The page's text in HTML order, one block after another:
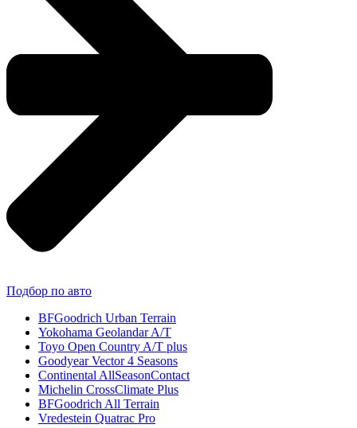
Подбор по авто
BFGoodrich Urban Terrain
Yokohama Geolandar A/T
Toyo Open Country A/T plus
Goodyear Vector 4 Seasons
Continental AllSeasonContact
Michelin CrossClimate Plus
BFGoodrich All Terrain
Vredestein Quatrac Pro